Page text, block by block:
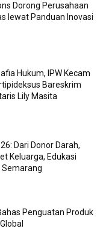
Dorong Perusahaan
lewat Panduan Inovasi
Hukum, IPW Kecam
Bareskrim
Lily Masita
Dari Donor Darah,
Keluarga, Edukasi
Penguatan Produk